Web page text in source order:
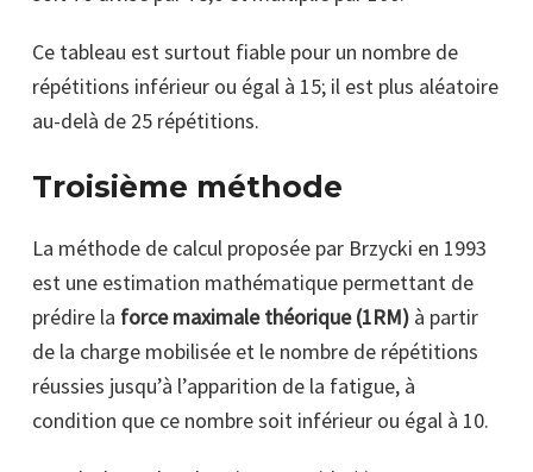
Ce tableau est surtout fiable pour un nombre de
répétitions inférieur ou égal à 15; il est plus aléatoire
au-delà de 25 répétitions.
Troisième méthode
La méthode de calcul proposée par Brzycki en 1993
est une estimation mathématique permettant de
prédire la force maximale théorique (1RM) à partir
de la charge mobilisée et le nombre de répétitions
réussies jusqu’à l’apparition de la fatigue, à
condition que ce nombre soit inférieur ou égal à 10.